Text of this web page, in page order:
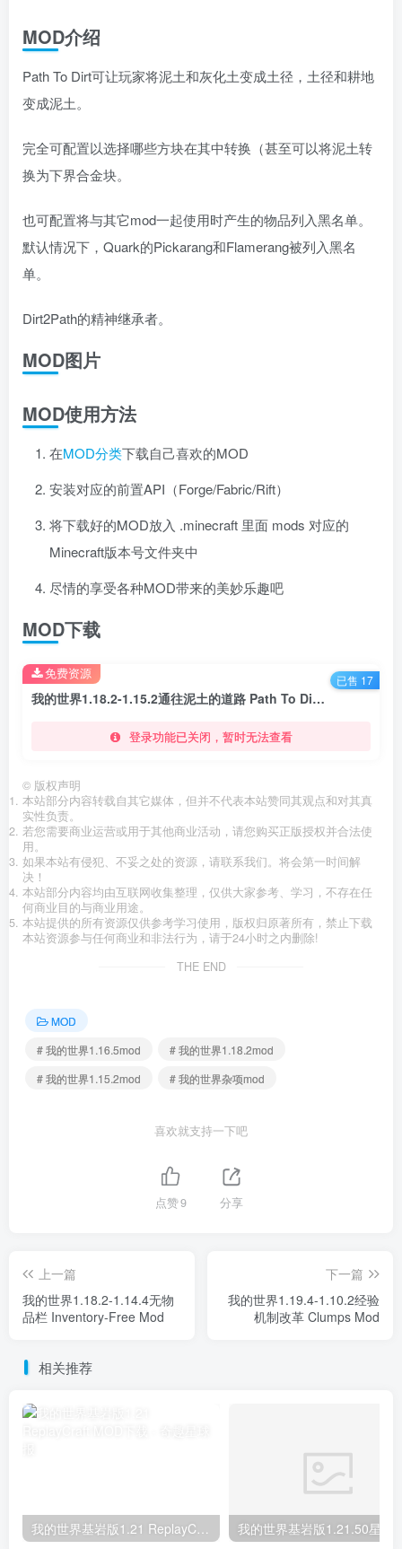
MOD介绍
Path To Dirt可让玩家将泥土和灰化土变成土径，土径和耕地
变成泥土。
完全可配置以选择哪些方块在其中转换（甚至可以将泥土转
换为下界合金块。
也可配置将与其它mod一起使用时产生的物品列入黑名单。
默认情况下，Quark的Pickarang和Flamerang被列入黑名
单。
Dirt2Path的精神继承者。
MOD图片
MOD使用方法
在MOD分类下载自己喜欢的MOD
安装对应的前置API（Forge/Fabric/Rift）
将下载好的MOD放入 .minecraft 里面 mods 对应的
Minecraft版本号文件夹中
尽情的享受各种MOD带来的美妙乐趣吧
MOD下载
我的世界1.18.2-1.15.2通往泥土的道路 Path To Dirt Mod
登录功能已关闭，暂时无法查看
免费资源 已售 17
© 版权声明
本站部分内容转载自其它媒体，但并不代表本站赞同其观点和对其真
实性负责。
若您需要商业运营或用于其他商业活动，请您购买正版授权并合法使
用。
如果本站有侵犯、不妥之处的资源，请联系我们。将会第一时间解
决！
本站部分内容均由互联网收集整理，仅供大家参考、学习，不存在任
何商业目的与商业用途。
本站提供的所有资源仅供参考学习使用，版权归原著所有，禁止下载
本站资源参与任何商业和非法行为，请于24小时之内删除!
THE END
MOD
# 我的世界1.16.5mod
# 我的世界1.18.2mod
# 我的世界1.15.2mod
# 我的世界杂项mod
喜欢就支持一下吧
点赞9 分享
上一篇
我的世界1.18.2-1.14.4无物
品栏 Inventory-Free Mod
下一篇
我的世界1.19.4-1.10.2经验
机制改革 Clumps Mod
相关推荐